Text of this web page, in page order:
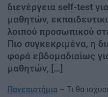
διενέργεια self-test
μαθητών,
λοιπού προσωπικού
Πιο συγκεκριμένα, η
φορά εβδομαδιαίως
μαθητών, […]
Πανεπιστήμια – Τι θα